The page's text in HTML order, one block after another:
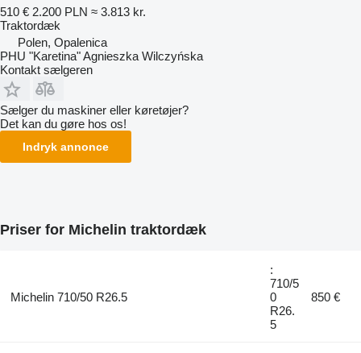
510 € 2.200 PLN ≈ 3.813 kr.
Traktordæk
Polen, Opalenica
PHU "Karetina" Agnieszka Wilczyńska
Kontakt sælgeren
Sælger du maskiner eller køretøjer?
Det kan du gøre hos os!
Indryk annonce
Priser for Michelin traktordæk
Michelin 710/50 R26.5
:
710/5
0
R26.
5
850 €